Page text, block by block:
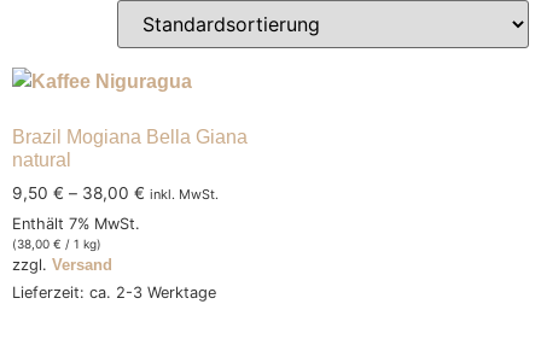
Brazil Mogiana Bella Giana
natural
9,50 € – 38,00 € inkl. MwSt.
Enthält 7% MwSt.
(38,00 € / 1 kg)
zzgl. Versand
Lieferzeit: ca. 2-3 Werktage